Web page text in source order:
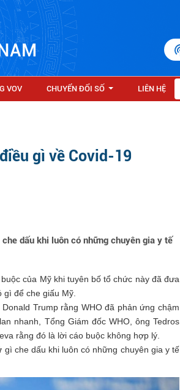
VOV CHUYỂN ĐỔI SỐ LIÊN HỆ
gì về Covid-19​
dấu khi luôn có những chuyên gia y tế
của Mỹ khi tuyên bố tổ chức này đã đưa
để che giấu Mỹ.
Trump rằng WHO đã phản ứng chậm
nhanh, Tổng Giám đốc WHO, ông Tedros
rằng đó là lời cáo buộc không hợp lý.
che dấu khi luôn có những chuyên gia y tế